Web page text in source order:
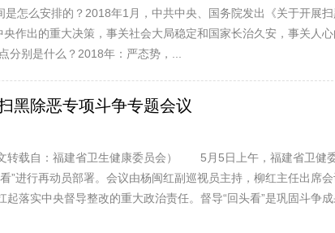
是怎么安排的？2018年1月，中共中央、国务院发出《关于开
作出的重大决策，事关社会大局稳定和国家长治久安，事关人
分别是什么？2018年：严态势，...
黑除恶专项斗争专题会议
文转载自：福建省卫生健康委员会） 5月5日上午，福建省卫健
”进行再动员部署。会议由杨闽红副巡视员主持，柳红主任出
起落实中央督导整改的重大政治责任。督导“回头看”是巩固斗争成